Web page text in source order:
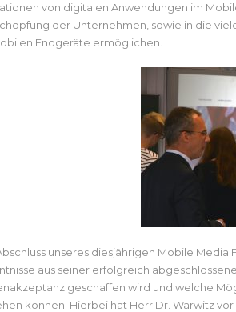
von digitalen Anwendungen im
der Unternehmen, sowie in die
Endgeräte ermöglichen.
unseres diesjährigen Mobile
aus seiner erfolgreich
geschaffen wird und welche
können. Hierbei hat Herr Dr. Warwitz